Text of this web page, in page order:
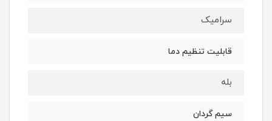
سرامیک
قابلیت تنظیم دما
بله
سیم گردان